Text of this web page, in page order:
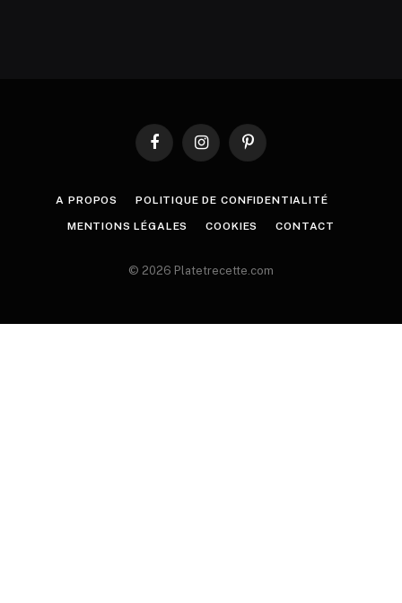
FacebookInstagramPinterest
A PROPOS POLITIQUE DE CONFIDENTIALITÉ
MENTIONS LÉGALES COOKIES CONTACT
© 2026 Platetrecette.com